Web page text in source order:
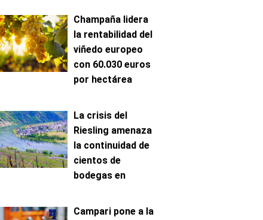
Champaña lidera
la rentabilidad del
viñedo europeo
con 60.030 euros
por hectárea
La crisis del
Riesling amenaza
la continuidad de
cientos de
bodegas en
Campari pone a la